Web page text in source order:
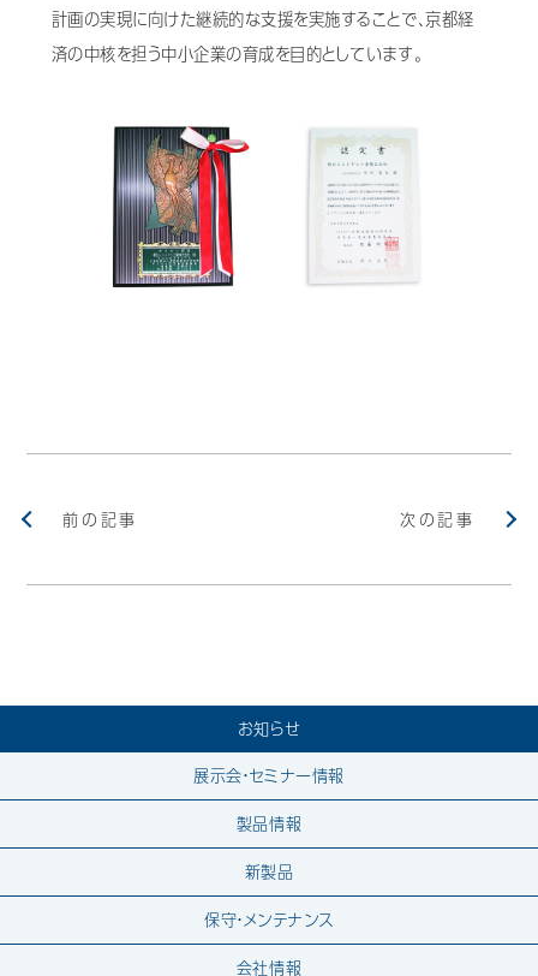
計画の実現に向けた継続的な支援を実施することで、京都経
済の中核を担う中小企業の育成を目的としています。
前の記事 次の記事
お知らせ
展示会・セミナー情報
製品情報
新製品
保守・メンテナンス
会社情報